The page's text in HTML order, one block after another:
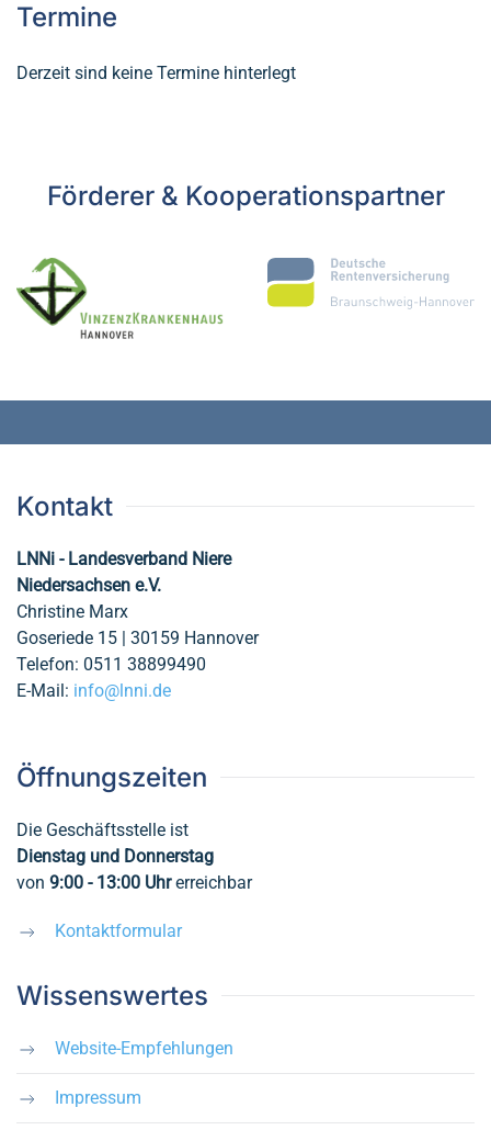
Termine
Derzeit sind keine Termine hinterlegt
Förderer & Kooperationspartner
Kontakt
LNNi - Landesverband Niere
Niedersachsen e.V.
Christine Marx
Goseriede 15 | 30159 Hannover
Telefon: 0511 38899490
E-Mail: info@lnni.de
Öffnungszeiten
Die Geschäftsstelle ist
Dienstag und Donnerstag
von 9:00 - 13:00 Uhrerreichbar
Kontaktformular
Wissenswertes
Website-Empfehlungen
Impressum